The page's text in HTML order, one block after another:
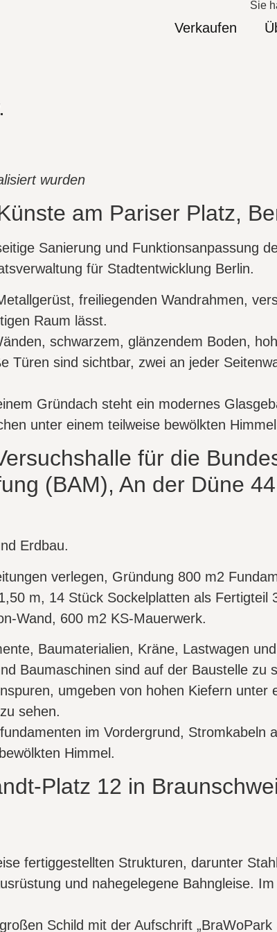
Sie
Verkaufen
wurden
am Pariser Platz,
Sanierung und Funktionsanpassung
für Stadtentwicklung Berlin.
für die
(BAM), An der Düne
Erdbau.
verlegen, Gründung 800 m2
m, 14 Stück Sockelplatten als Fertigteil
Wand, 600 m2 KS-Mauerwerk.
Platz 12 in